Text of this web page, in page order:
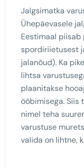
Jalgsimatka
Ühepäevasele
Eestimaal
spordiriietusest
jalanõud). Ka
lihtsa
plaanitakse
ööbimisega. Siis
nimel teha
varustuse
valida on lihtne,